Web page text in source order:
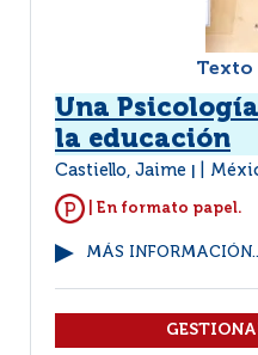
Texto
Una
la educación
Castiello, Jaime
| En formato papel.
MÁS